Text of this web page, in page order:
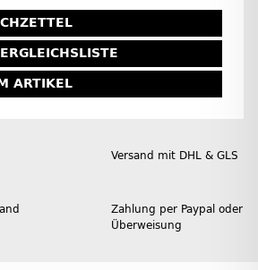
ARTIKEL
Versand mit DHL & GLS
Zahlung per Paypal oder
Überweisung